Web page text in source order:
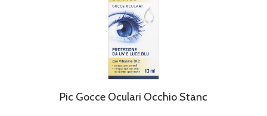
Pic Gocce Oculari Occhio Stanc